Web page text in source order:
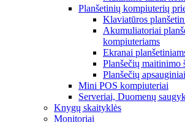
Planšetinių kompiuterių
Klaviatūros
Akumuliatoriai
kompiuteriams
Ekranai
Planšečių maitinimo
Planšečių
Mini POS kompiuteriai
Serveriai, Duomenų
Knygų skaityklės
Monitoriai